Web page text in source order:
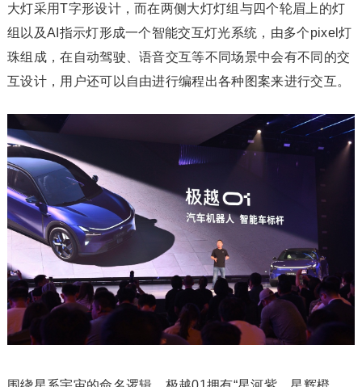
大灯采用T字形设计，而在两侧大灯灯组与四个轮眉上的灯
组以及AI指示灯形成一个智能交互灯光系统，由多个pixel灯
珠组成，在自动驾驶、语音交互等不同场景中会有不同的交
互设计，用户还可以自由进行编程出各种图案来进行交互。